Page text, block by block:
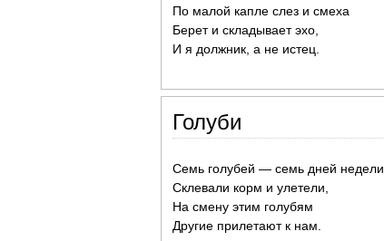
По малой капле слез и смеха
Берет и складывает эхо,
И я должник, а не истец.
Голуби
Семь голубей — семь дней недели
Склевали корм и улетели,
На смену этим голубям
Другие прилетают к нам.